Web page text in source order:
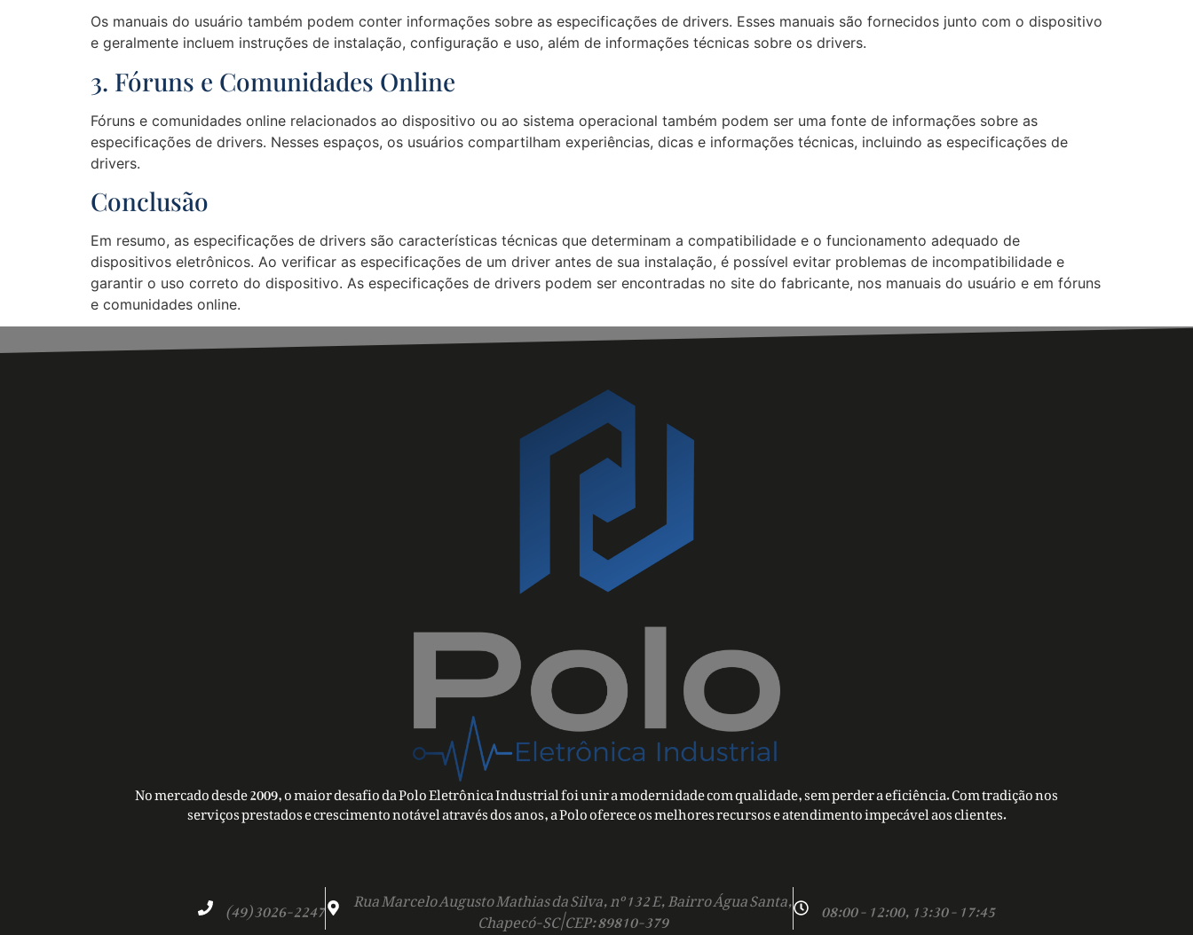
Os manuais do usuário também podem conter informações sobre as especificações de drivers. Esses manuais são fornecidos junto com o dispositivo
e geralmente incluem instruções de instalação, configuração e uso, além de informações técnicas sobre os drivers.
3. Fóruns e Comunidades Online
Fóruns e comunidades online relacionados ao dispositivo ou ao sistema operacional também podem ser uma fonte de informações sobre as
especificações de drivers. Nesses espaços, os usuários compartilham experiências, dicas e informações técnicas, incluindo as especificações de
drivers.
Conclusão
Em resumo, as especificações de drivers são características técnicas que determinam a compatibilidade e o funcionamento adequado de
dispositivos eletrônicos. Ao verificar as especificações de um driver antes de sua instalação, é possível evitar problemas de incompatibilidade e
garantir o uso correto do dispositivo. As especificações de drivers podem ser encontradas no site do fabricante, nos manuais do usuário e em fóruns
e comunidades online.
No mercado desde 2009, o maior desafio da Polo Eletrônica Industrial foi unir a modernidade com qualidade, sem perder a eficiência. Com tradição nos
serviços prestados e crescimento notável através dos anos, a Polo oferece os melhores recursos e atendimento impecável aos clientes.
(49) 3026-2247 Rua Marcelo Augusto Mathias da Silva, nº 132 E, Bairro Água Santa,
Chapecó-SC | CEP: 89810-379 08:00 - 12:00, 13:30 - 17:45